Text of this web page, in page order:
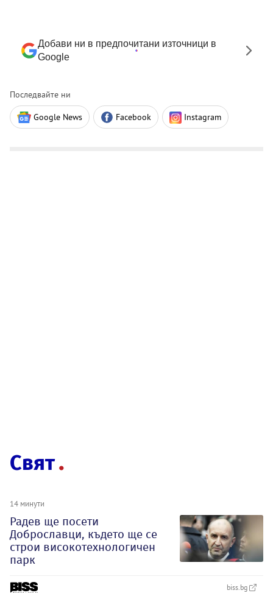
Добави ни в предпочитани източници в
Google
Последвайте ни
Google News Facebook Instagram
Свят
14 минути
Радев ще посети
Доброславци, където ще се
строи високотехнологичен
парк
biss.bg